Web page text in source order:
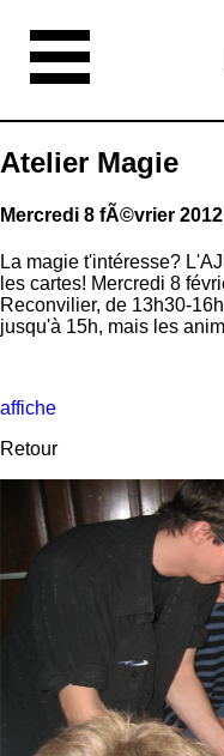
Atelier Magie
Mercredi 8 fÃ©vrier
La magie t'intéresse?
les cartes! Mercredi 8
Reconvilier, de 13h30-
jusqu'à 15h, mais les
affiche
Retour